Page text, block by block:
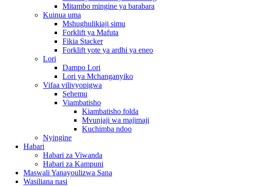
Mitambo mingine ya barabara
Kuinua uma
Mshughulikiaji simu
Forklift ya Mafuta
Fikia Stacker
Forklift yote ya ardhi ya eneo
Lori
Dampo Lori
Lori ya Mchanganyiko
Vifaa vilivyopigwa
Sehemu
Viambatisho
Kiambatisho folda
Mvunjaji wa majimaji
Kuchimba ndoo
Nyingine
Habari
Habari za Viwanda
Habari za Kampuni
Maswali Yanayoulizwa Sana
Wasiliana nasi